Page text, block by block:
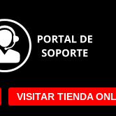
VISITAR TIENDA